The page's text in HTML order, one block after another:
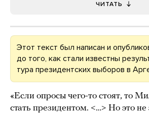
ЧИТАТЬ
Этот текст был написан и
до того, как стали известны
тура президентских выборов в
«Если опросы чего-то стоят, то
стать президентом. <…> Но это не